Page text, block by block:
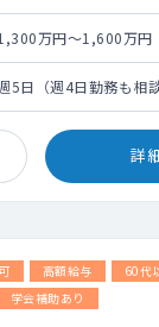
術数：なし
万円～1,600万円
5日（週4日勤務も相談
詳
高額給与
60代
学会補助あり